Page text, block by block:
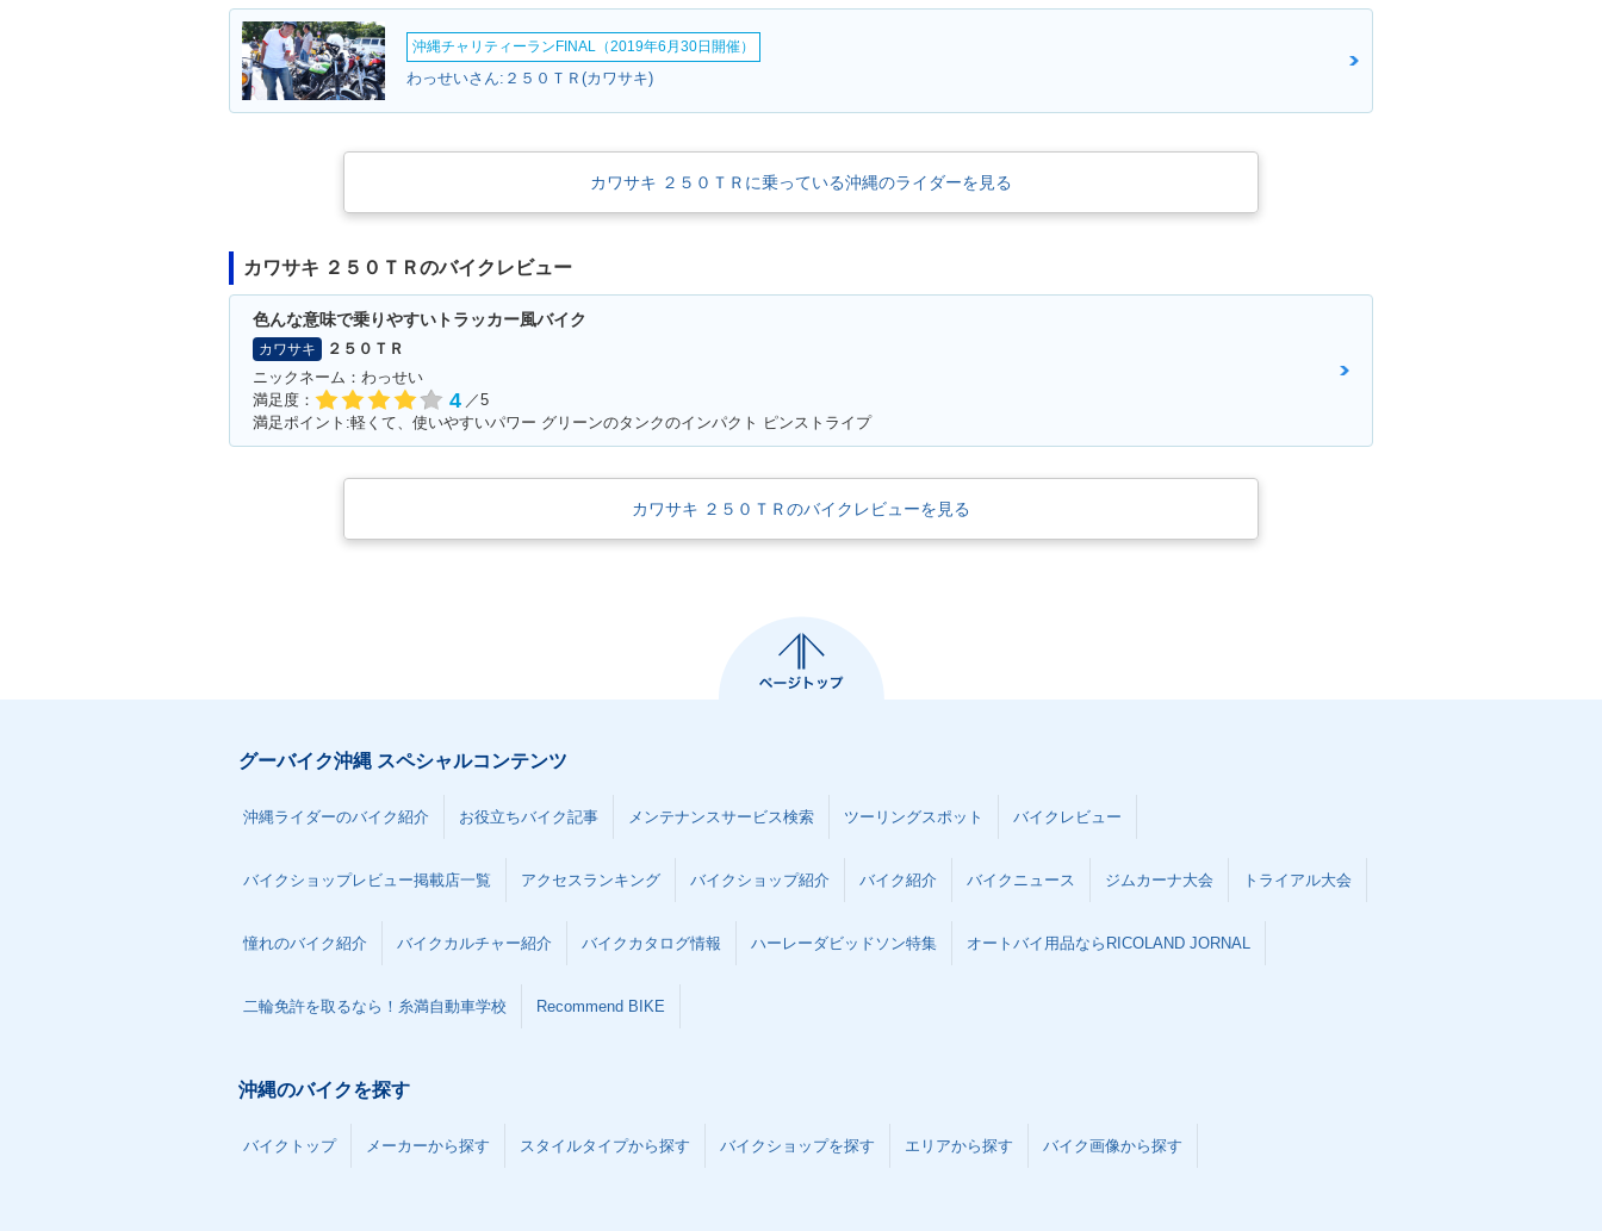
沖縄チャリティーランFINAL（2019年6月30日開催）
わっせいさん:２５０ＴＲ(カワサキ)
カワサキ ２５０ＴＲに乗っている沖縄のライダーを見る
カワサキ ２５０ＴＲのバイクレビュー
色んな意味で乗りやすいトラッカー風バイク
カワサキ
２５０ＴＲ
ニックネーム：わっせい
満足度：
4 ／5
満足ポイント:軽くて、使いやすいパワー グリーンのタンクのインパクト ピンストライプ
カワサキ ２５０ＴＲのバイクレビューを見る
グーバイク沖縄 スペシャルコンテンツ
沖縄ライダーのバイク紹介 お役立ちバイク記事 メンテナンスサービス検索 ツーリングスポット バイクレビュー
バイクショップレビュー掲載店一覧 アクセスランキング バイクショップ紹介 バイク紹介 バイクニュース ジムカーナ大会 トライアル大会
憧れのバイク紹介 バイクカルチャー紹介 バイクカタログ情報 ハーレーダビッドソン特集 オートバイ用品ならRICOLAND JORNAL
二輪免許を取るなら！糸満自動車学校 Recommend BIKE
沖縄のバイクを探す
バイクトップ メーカーから探す スタイルタイプから探す バイクショップを探す エリアから探す バイク画像から探す